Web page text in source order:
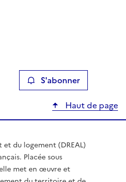
S'abonner
Haut de page
du logement (DREAL)
Placée sous
met en œuvre et